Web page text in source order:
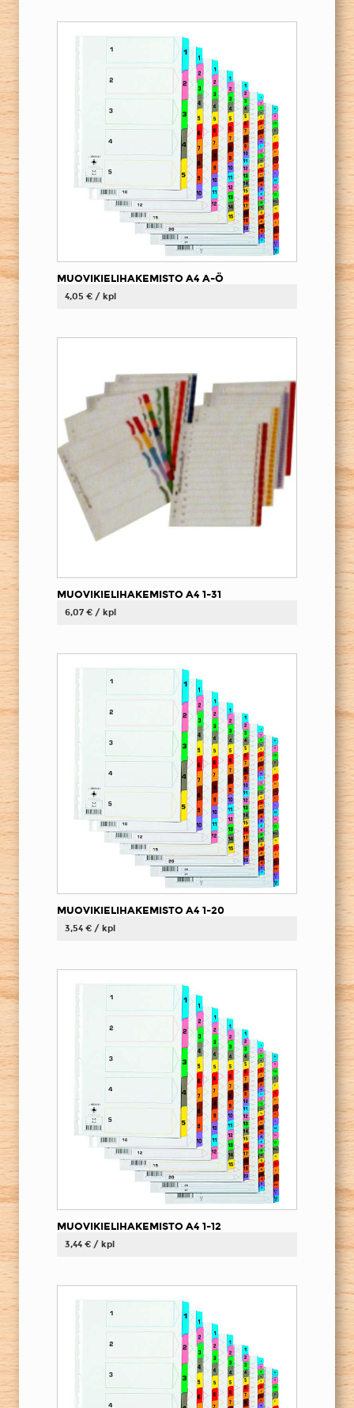
MUOVIKIELIHAKEMISTO A4 A-Ö
4,05 € / kpl
MUOVIKIELIHAKEMISTO A4 1-31
6,07 € / kpl
MUOVIKIELIHAKEMISTO A4 1-20
3,54 € / kpl
MUOVIKIELIHAKEMISTO A4 1-12
3,44 € / kpl